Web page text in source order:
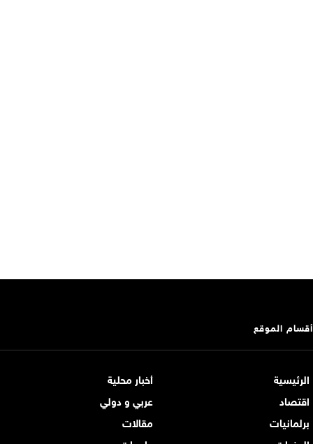
أقسام الموقع
الرئيسية
أخبار محلية
اقتصاد
عربي و دولي
برلمانيات
مقالات